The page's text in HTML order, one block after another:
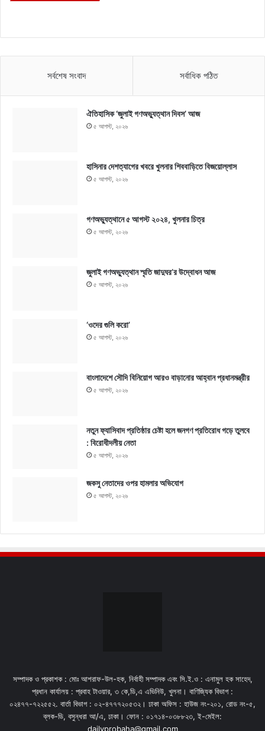
সর্বশেষ সংবাদ সর্বাধিক পঠিত
ঐতিহাসিক ‘জুলাই গণঅভ্যুত্থান দিবস’ আজ
৫ আগস্ট, ২০২৬
হাসিনার দেশত্যাগের খবরে খুলনার শিববাড়িতে বিজয়োল্লাস
৫ আগস্ট, ২০২৬
গণঅভ্যুত্থানে ৫ আগস্ট ২০২৪, খুলনার চিত্র
৫ আগস্ট, ২০২৬
জুলাই গণঅভ্যুত্থান স্মৃতি জাদুঘর’র উদ্বোধন আজ
৫ আগস্ট, ২০২৬
‘ওদের গুলি করো’
৫ আগস্ট, ২০২৬
বাংলাদেশে সৌদি বিনিয়োগ আরও বাড়ানোর আহ্বান প্রধানমন্ত্রীর
৫ আগস্ট, ২০২৬
নতুন ফ্যাসিবাদ প্রতিষ্ঠার চেষ্টা হলে জনগণ প্রতিরোধ গড়ে তুলবে
: বিরোধীদলীয় নেতা
৫ আগস্ট, ২০২৬
জকসু নেতাদের ওপর হামলার অভিযোগ
৫ আগস্ট, ২০২৬
সম্পাদক ও প্রকাশক : মোঃ আশরাফ-উল-হক, নির্বাহী সম্পাদক এবং সি.ই.ও : এনামুল হক সাহেদ,
প্রধান কার্যালয় : প্রবাহ টাওয়ার, ৩ কে,ডি,এ এভিনিউ, খুলনা। বাণিজ্যিক বিভাগ :
০২৪৭৭-৭২২৫৫২. বার্তা বিভাগ : ০২-৪৭৭৭২০৫৩২। ঢাকা অফিস : হাউজ নং-২০১, রোড নং-৫,
ব্লক-ডি, বসুন্ধরা আ/এ, ঢাকা। ফোন : ০১৭১৪-০৩৮৮২৩, ই-মেইল:
dailyprobaha@gmail.com